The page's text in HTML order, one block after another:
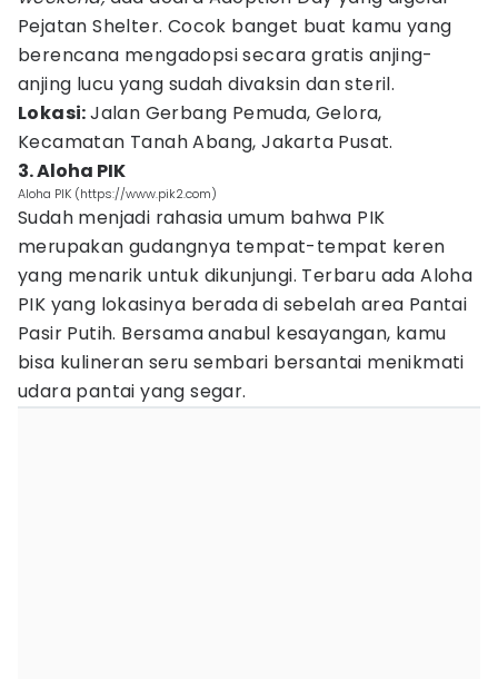
Pejatan Shelter. Cocok banget buat kamu yang
berencana mengadopsi secara gratis anjing-
anjing lucu yang sudah divaksin dan steril.
Lokasi:Jalan Gerbang Pemuda, Gelora,
Kecamatan Tanah Abang, Jakarta Pusat.
3. Aloha PIK
Aloha PIK (https://www.pik2.com)
Sudah menjadi rahasia umum bahwa PIK
merupakan gudangnya tempat-tempat keren
yang menarik untuk dikunjungi. Terbaru ada Aloha
PIK yang lokasinya berada di sebelah area Pantai
Pasir Putih. Bersama anabul kesayangan, kamu
bisa kulineran seru sembari bersantai menikmati
udara pantai yang segar.